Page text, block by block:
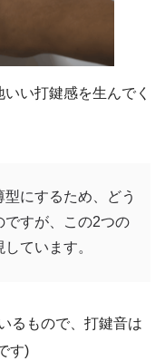
い打鍵感を生んでく
にするため、どう
ですが、この2つの
ています。
るもので、打鍵音は
す)